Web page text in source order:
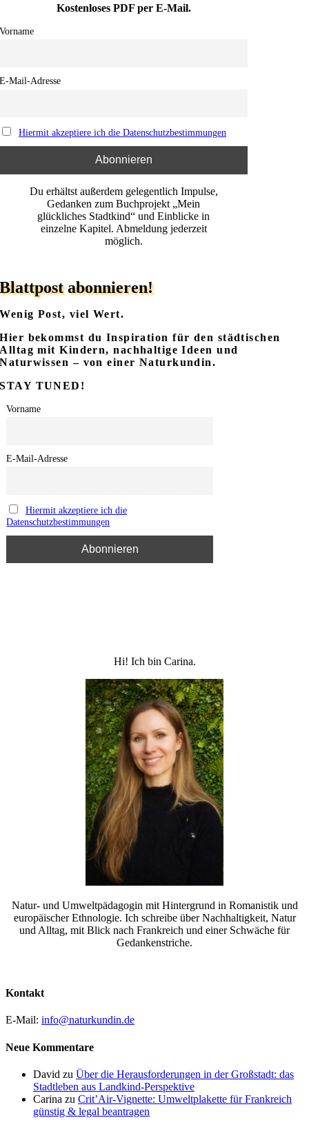
Kostenloses PDF per E-Mail.
Vorname
E-Mail-Adresse
Hiermit akzeptiere ich die Datenschutzbestimmungen
Du erhältst außerdem gelegentlich Impulse,
Gedanken zum Buchprojekt „Mein
glückliches Stadtkind“ und Einblicke in
einzelne Kapitel. Abmeldung jederzeit
möglich.
Blattpost abonnieren!
Wenig Post, viel Wert.
Hier bekommst du Inspirationfür den städtischen
Alltag mit Kindern,nachhaltigeIdeenund
Naturwissen – von einer Naturkundin.
STAY TUNED!
Vorname
E-Mail-Adresse
Hiermit akzeptiere ich die
Datenschutzbestimmungen
Hi! Ich bin Carina.
Natur- und Umweltpädagogin mit Hintergrund in Romanistik und
europäischer Ethnologie. Ich schreibe über Nachhaltigkeit, Natur
und Alltag, mit Blick nach Frankreich und einer Schwäche für
Gedankenstriche.
Kontakt
E-Mail: info@naturkundin.de
Neue Kommentare
David zu Über die Herausforderungen in der Großstadt: das
Stadtleben aus Landkind-Perspektive
Carina zu Crit’Air-Vignette: Umweltplakette für Frankreich
günstig & legal beantragen